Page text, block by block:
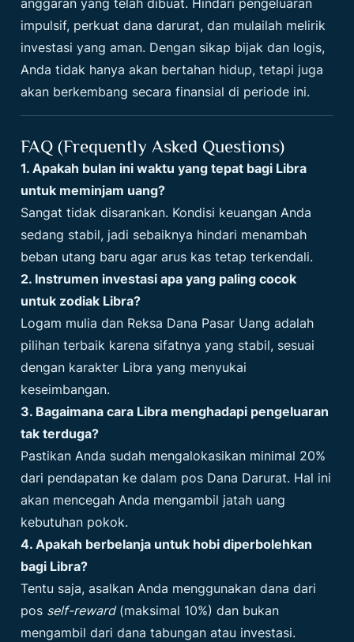
anggaran yang telah dibuat. Hindari pengeluaran
impulsif, perkuat dana darurat, dan mulailah melirik
investasi yang aman. Dengan sikap bijak dan logis,
Anda tidak hanya akan bertahan hidup, tetapi juga
akan berkembang secara finansial di periode ini.
FAQ (Frequently Asked Questions)
1. Apakah bulan ini waktu yang tepat bagi Libra
untuk meminjam uang?
Sangat tidak disarankan. Kondisi keuangan Anda
sedang stabil, jadi sebaiknya hindari menambah
beban utang baru agar arus kas tetap terkendali.
2. Instrumen investasi apa yang paling cocok
untuk zodiak Libra?
Logam mulia dan Reksa Dana Pasar Uang adalah
pilihan terbaik karena sifatnya yang stabil, sesuai
dengan karakter Libra yang menyukai
keseimbangan.
3. Bagaimana cara Libra menghadapi pengeluaran
tak terduga?
Pastikan Anda sudah mengalokasikan minimal 20%
dari pendapatan ke dalam pos Dana Darurat. Hal ini
akan mencegah Anda mengambil jatah uang
kebutuhan pokok.
4. Apakah berbelanja untuk hobi diperbolehkan
bagi Libra?
Tentu saja, asalkan Anda menggunakan dana dari
pos self-reward(maksimal 10%) dan bukan
mengambil dari dana tabungan atau investasi.